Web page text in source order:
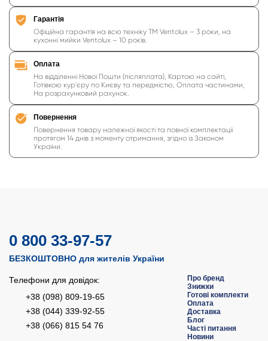
Гарантія
Офіційна гарантія на всю техніку ТМ Ventolux – 3 роки, на
кухонні мийки Ventolux – 10 років.
Оплата
На відділенні Нової Пошти (післяплата), Картою на сайті,
Готівкою кур'єру по Києву та передмістю, Оплата частинами,
На розрахунковий рахунок.
Повернення
Повернення товару належної якості та повної комплектації
протягом 14 днів з моменту отримання, згідно із Законом
України.
0 800 33-97-57
БЕЗКОШТОВНО для жителів України
Телефони для довідок:
+38 (098) 809-19-65
+38 (044) 339-92-55
+38 (066) 815 54 76
Про бренд
Знижки
Готові комплекти
Оплата
Доставка
Блог
Часті питання
Новини